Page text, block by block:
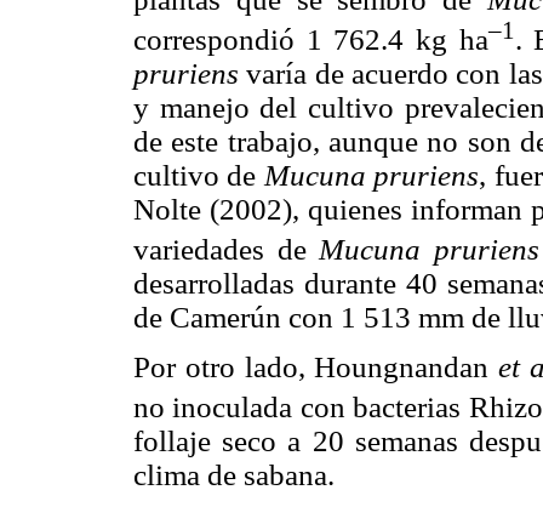
correspondió 1 762.4 kg ha–1 .
pruriens varía de acuerdo con
y manejo del cultivo
de este trabajo, aunque no son
cultivo de Mucuna pruriens,
Nolte (2002), quienes informan
variedades de Mucuna pruriens
desarrolladas durante 40
de Camerún con 1 513 mm de
Por otro lado, Houngnandanet
no inoculada con bacterias
follaje seco a 20 semanas
clima de sabana.